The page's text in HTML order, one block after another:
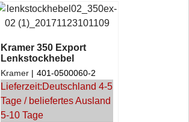
Kramer 350 Export
Lenkstockhebel
Kramer 401-0500060-2
Lieferzeit:Deutschland 4-5
Tage / beliefertes Ausland
5-10 Tage